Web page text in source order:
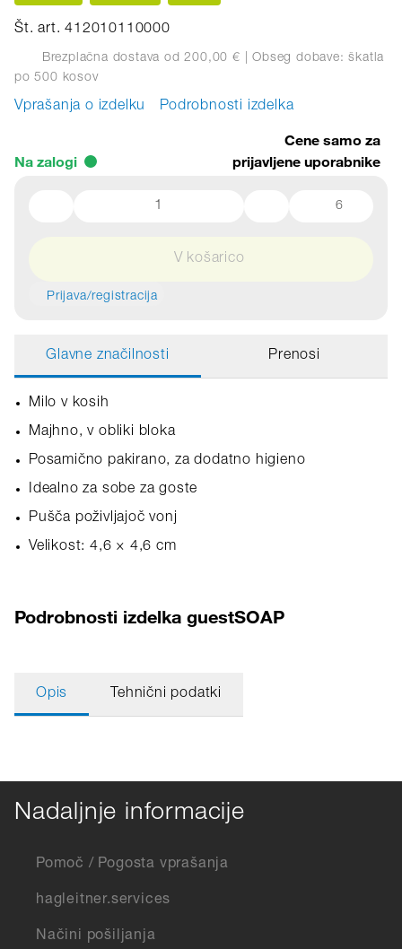
Št. art. 412010110000
Brezplačna dostava od 200,00 € | Obseg dobave: škatla
po 500 kosov
Vprašanja o izdelku Podrobnosti izdelka
Na zalogi
Cene samo za
prijavljene uporabnike
6
V košarico
Prijava/registracija
Glavne značilnosti Prenosi
Milo v kosih
Majhno, v obliki bloka
Posamično pakirano, za dodatno higieno
Idealno za sobe za goste
Pušča poživljajoč vonj
Velikost: 4,6 × 4,6 cm
Podrobnosti izdelka guestSOAP
Opis Tehnični podatki
Nadaljnje informacije
Pomoč / Pogosta vprašanja
hagleitner.services
Načini pošiljanja